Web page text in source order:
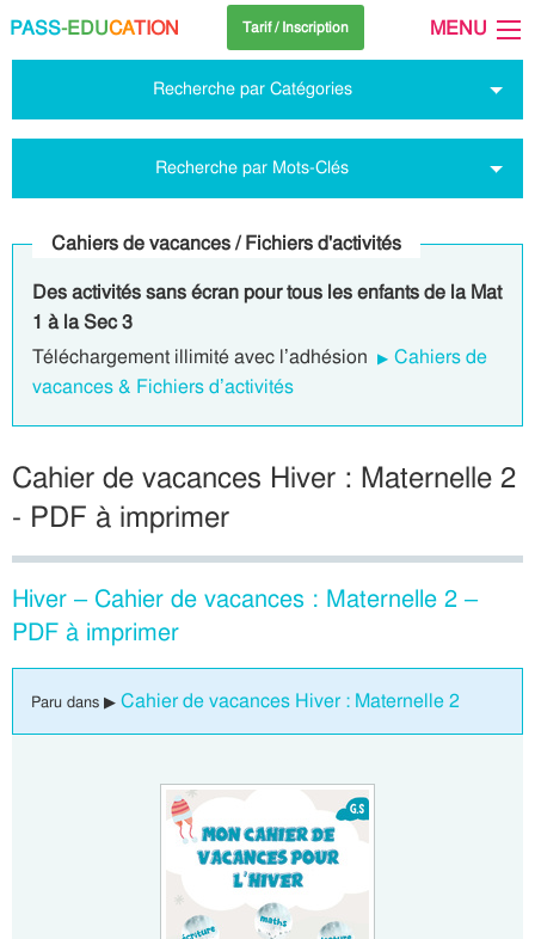
PASS-EDUCATION Tarif / Inscription MENU
Recherche par Catégories
Recherche par Mots-Clés
Cahiers de vacances / Fichiers d'activités
Des activités sans écran pour tous les enfants de la Mat
1 à la Sec 3
Téléchargement illimité avec l’adhésion
Cahiers de
vacances & Fichiers d’activités
Cahier de vacances Hiver : Maternelle 2
- PDF à imprimer
Hiver – Cahier de vacances : Maternelle 2 –
PDF à imprimer
Paru dans ▶ Cahier de vacances Hiver : Maternelle 2